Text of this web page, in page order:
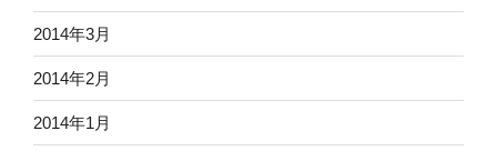
2014年3月
2014年2月
2014年1月